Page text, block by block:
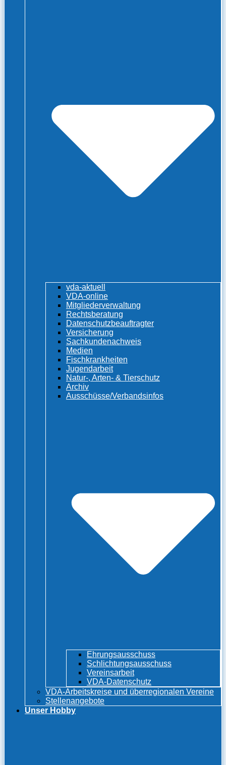
vda-aktuell
VDA-online
Mitgliederverwaltung
Rechtsberatung
Datenschutzbeauftragter
Versicherung
Sachkundenachweis
Medien
Fischkrankheiten
Jugendarbeit
Natur-, Arten- & Tierschutz
Archiv
Ausschüsse/Verbandsinfos
Ehrungsausschuss
Schlichtungsausschuss
Vereinsarbeit
VDA-Datenschutz
VDA-Arbeitskreise und überregionalen Vereine
Stellenangebote
Unser Hobby